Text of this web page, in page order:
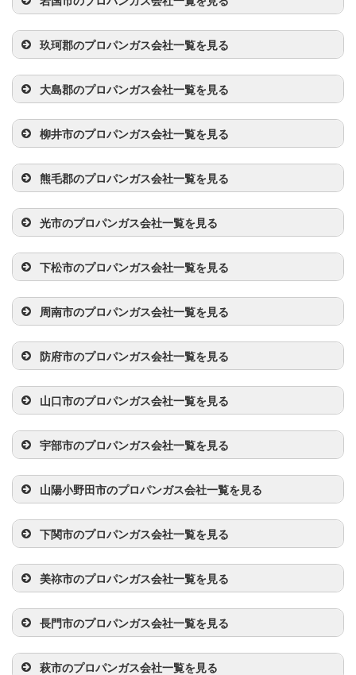
事業者名 電話番号 所在地
5-44
中央プロパンガ
ス（株）
827-41-1313 岩国市錦見1丁目4-3
三戸商店 827-21-2857
岩国市中津町2丁目
14－18
松村興産（株） 827-38-1020 岩国市通津2369-1
岩洋商事（株） 827-21-1423
岩国市室の木町1丁
目9-16
ENEOSグロー
ブエナジー
（株）岩国支店
827-22-7151
岩国市装束町5丁目
3-30
広島ガス西中国
（株）岩国営業
所
827-21-0402
岩国市今津町2丁目
1-22
4-3
柱島プロパン 827-48-2010 岩国市柱島140－1
高山石油ガス
（株）岩国営業
827-21-5556
岩国市車町１丁目12
－25
高山石油ガス
（株）岩国充填
827-41-0509
岩国市大字関戸747-
1
玖珂郡のプロパンガス会社一覧を見る
事業者名 電話番号 所在地
パン
丁目6-4
村田商店 827-52-3545
玖珂郡和木町和木1
丁目9-27
大陽日酸ガス&
ウェルディング
（株）山口支店
827-52-4276
玖珂郡和木町大字関
ヶ浜字道夕原1193
大島郡のプロパンガス会社一覧を見る
事業者名 電話番号 所在地
字戸田1748
小松物産（株） 820-74-3010
大島郡周防大島町大
字小松1711
山根石油店 820-74-2089
大島郡周防大島町大
字小松884-5
中村米穀店 820-76-0812
大島郡周防大島町家
房1596
（株）中原石油
店
820-78-0101
大島郡周防大島町大
字西方1958-25
（有）尾川プロ
パン
820-74-2112
大島郡周防大島町大
字小松1785
山本プロパン店 820-74-2760
大島郡周防大島町西
三蒲1831－1
（有）中本石油
820-77-1121
大島郡周防大島町大
榎本プロパン 820-77-1189
大島郡周防大島町東
安下庄774-1
全農西日本エネ
ルギー（株）
820-73-0077
大島郡周防大島町大
字土居738-1
柳井市のプロパンガス会社一覧を見る
事業者名 電話番号 所在地
ブエナジー
（株）柳井営業
所
（有）金井石油
店
820-22-2100 柳井市柳井4745
晃和興産（株） 820-22-1400 柳井市南町7丁目9-1
柳井コンロ商会 820-22-0212 柳井市中央2丁目6-5
（株）周南瓦斯
センター
820-22-3529 柳井市新天地1-5
三和ガス（株） 820-22-3120 柳井市南町2丁目3-8
4107-1
高山石油ガス
（株）柳井充填
820-22-2530 柳井市余田2329
（有）共石ガス 820-22-2766 柳井市古開作393-3
熊毛郡のプロパンガス会社一覧を見る
事業者名 電話番号 所在地
ルギー（株）
JAクミアイプ
ロパン柳井販売
所
下田布施663-1
晃和興産（株）
820-56-2267
熊毛郡平生町大字平
礒部商店 820-56-2051
熊毛郡平生町大字平
生町229
671
（有）世山商店 820-56-2132
熊毛郡平生町大字平
生村820-1
吉見商店 820-52-2275
熊毛郡田布施町大字
波野379-18
秋月商店 820-62-0175
熊毛郡上関町大字長
島583
光市のプロパンガス会社一覧を見る
事業者名 電話番号 所在地
10
（有）田原石油
店
833-79-0600
光市室積東ノ庄14-
23
（株）三友光出
張所マツオ
833-71-0330 光市中央5丁目3-22
高山石油ガス
（株）光営業所
833-71-0770 光市浅江5丁目14-18
轟産業（株） 820-48-2719 光市岩田2504－37
（株）中村商店 833-78-0123 光市室積4丁目11-1
（有）上野石油
833-77-1212
光市大字小周防
山本石油店 833-71-1454 光市光井1丁目3-20
（株）前田商店 833-71-0233 光市浅江3丁目24－
下松市のプロパンガス会社一覧を見る
事業者名 電話番号 所在地
店
5-22
双葉商店 833-53-0015 下松市大字下谷173
1-7
（株）三友周南
営業所 下松プ
ロパン
833-41-1687
下松市潮音町3丁目
11-30
高山石油ガス
（株）
833-43-3500 下松市大字平田111
（有）大日商事 833-44-8356
下松市大字末武上
865-2
サンアセ（株） 833-43-5222
周南市のプロパンガス会社一覧を見る
事業者名 電話番号 所在地
（有）神代商会 834-21-0320
周南市代々木通り1
丁目9
3-13
高山石油ガス
（株）周南営業
所
834-21-1720
周南市新宿通5丁目1
－1
（有）徳光燃料 834-21-2156
周南市西松原1丁目
3-17
西日本液化ガス
（株） 周南支
834-25-1574
周南市大字久米字鳥
越1140-4
防府市のプロパンガス会社一覧を見る
事業者名 電話番号 所在地
中ノ町166
（有）小林石油
商会
835-22-2743
防府市大字田島318-
2
（株）河村燃料
店
835-22-1445
防府市八王子2丁目
2-4
高山石油ガス
（株） 防府充
填所
835-23-6278
防府市大字植松字土
手附72
防府日石ガス
835-22-0281
山口市のプロパンガス会社一覧を見る
事業者名 電話番号 所在地
（株）土井商会 835-54-0718
山口市徳地島地1893
－1
エネックス
（株）徳地営業
所
835-56-0118
山口市徳地八坂707
－2
中市屋商店 83-954-0030 山口市阿東生雲中
宇部市のプロパンガス会社一覧を見る
事業者名 電話番号 所在地
7-13
西日本石油化学
（株）
836-31-5533
宇部市浜町2丁目11-
18
日興石油（株）
ガス事業部
836-31-1641
宇部市北琴芝2丁目8
－12
山陽小野田市のプロパンガス会社一覧を見る
事業者名 電話番号 所在地
販売（株）
高泊1561-5
（有）ナオ・ガ
スメンテック
836-83-8179
山陽小野田市叶松2
丁目17-10
西日本液化ガス 836-83-2447 山陽小野田市大字小
下関市のプロパンガス会社一覧を見る
事業者名 電話番号 所在地
イント
目11-40
山村商店 83-289-2003
下関市内日下1019－
美祢市のプロパンガス会社一覧を見る
事業者名 電話番号 所在地
美祢プロパン営
僧津1696
長門市のプロパンガス会社一覧を見る
事業者名 電話番号 所在地
萩市のプロパンガス会社一覧を見る